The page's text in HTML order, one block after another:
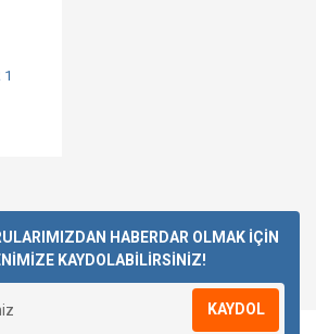
1
HABERDAR OLMAK İÇİN
KAYDOLABİLİRSİNİZ!
KAYDOL